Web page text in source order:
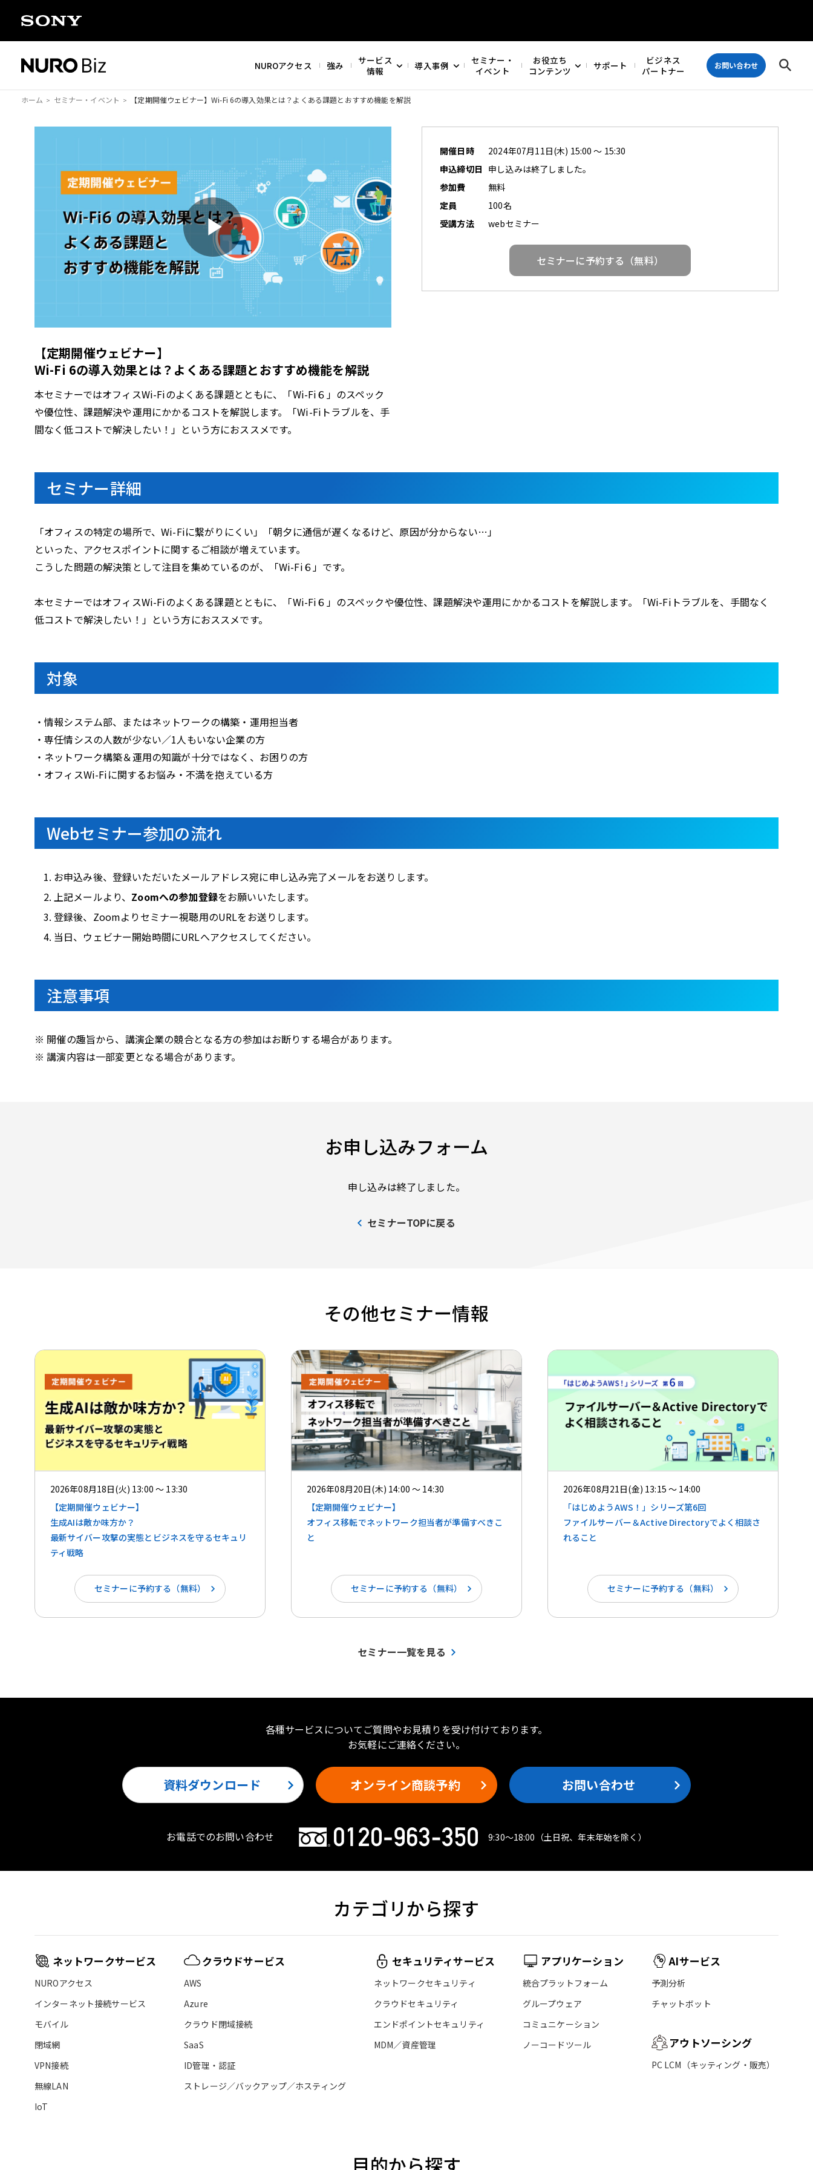
NUROアクセス 強み
サービス
情報
導入事例
セミナー・
イベント
お役立ち
コンテンツ
サポート
ビジネス
パートナー
お問い合わせ
ホーム セミナー・イベント 【定期開催ウェビナー】Wi-Fi 6の導入効果とは？よくある課題とおすすめ機能を解説
P
a
y
i
d
e
o
【定期開催ウェビナー】
Wi-Fi 6の導入効果とは？よくある課題とおすすめ機能を解説
本セミナーではオフィスWi-Fiのよくある課題とともに、「Wi-Fi６」のスペック
や優位性、課題解決や運用にかかるコストを解説します。「Wi-Fiトラブルを、手
間なく低コストで解決したい！」という方におススメです。
開催日時
2024年07月11日(木) 15:00 ～ 15:30
申込締切日 申し込みは終了しました。
参加費
無料
定員
100名
受講方法
webセミナー
セミナーに予約する（無料）
セミナー詳細
「オフィスの特定の場所で、Wi-Fiに繋がりにくい」「朝夕に通信が遅くなるけど、原因が分からない…」
といった、アクセスポイントに関するご相談が増えています。
こうした問題の解決策として注目を集めているのが、「Wi-Fi６」です。
本セミナーではオフィスWi-Fiのよくある課題とともに、「Wi-Fi６」のスペックや優位性、課題解決や運用にかかるコストを解説します。「Wi-Fiトラブルを、手間なく
低コストで解決したい！」という方におススメです。
対象
・情報システム部、またはネットワークの構築・運用担当者
・専任情シスの人数が少ない／1人もいない企業の方
・ネットワーク構築＆運用の知識が十分ではなく、お困りの方
・オフィスWi-Fiに関するお悩み・不満を抱えている方
Webセミナー参加の流れ
お申込み後、登録いただいたメールアドレス宛に申し込み完了メールをお送りします。
上記メールより、 Zoomへの参加登録をお願いいたします。
登録後、Zoomよりセミナー視聴用のURLをお送りします。
当日、ウェビナー開始時間にURLへアクセスしてください。
注意事項
※ 開催の趣旨から、講演企業の競合となる方の参加はお断りする場合があります。
※ 講演内容は一部変更となる場合があります。
お申し込みフォーム
申し込みは終了しました。
セミナーTOPに戻る
その他セミナー情報
2026年08月18日(火) 13:00 ～ 13:30
【定期開催ウェビナー】
生成AIは敵か味方か？ ​​
最新サイバー攻撃の実態とビジネスを守るセキュリ
ティ戦略
セミナーに予約する（無料）
2026年08月20日(木) 14:00 ～ 14:30
【定期開催ウェビナー】
オフィス移転でネットワーク担当者が準備すべきこ
と
セミナーに予約する（無料）
2026年08月21日(金) 13:15 ～ 14:00
「はじめようAWS！」シリーズ第6回
ファイルサーバー＆Active Directoryでよく相談さ
れること
セミナーに予約する（無料）
セミナー一覧を見る
各種サービスについてご質問やお見積りを受け付けております。
お気軽にご連絡ください。
資料ダウンロード オンライン商談予約 お問い合わせ
お電話でのお問い合わせ 9:30〜18:00 （土日祝、年末年始を除く）
カテゴリから探す
ネットワークサービス
NUROアクセス
インターネット接続サービス
モバイル
閉域網
VPN接続
無線LAN
IoT
クラウドサービス
AWS
Azure
クラウド閉域接続
SaaS
ID管理・認証
ストレージ／バックアップ／ホスティング
セキュリティサービス
ネットワークセキュリティ
クラウドセキュリティ
エンドポイントセキュリティ
MDM／資産管理
アプリケーション
統合プラットフォーム
グループウェア
コミュニケーション
ノーコードツール
AIサービス
予測分析
チャットボット
アウトソーシング
PC LCM（キッティング・販売）
目的から探す